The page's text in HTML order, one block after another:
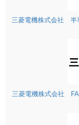
三菱電機株式会社 半
三菱電機株式会社 FA